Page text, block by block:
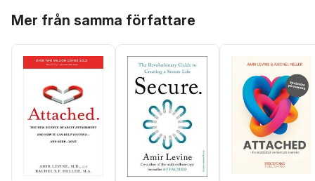
Mer från samma författare